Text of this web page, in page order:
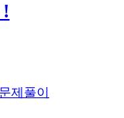
제풀이